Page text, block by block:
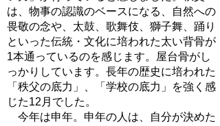
は、物事の認識のベースになる、自然への
畏敬の念や、太鼓、歌舞伎、獅子舞、踊り
といった伝統・文化に培われた太い背骨が
1本通っているのを感じます。屋台骨がし
っかりしています。長年の歴史に培われた
「秩父の底力」、「学校の底力」を強く感
じた12月でした。
今年は申年。申年の人は、自分が決めた